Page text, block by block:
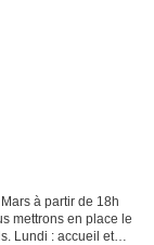
à partir de 18h
mettrons en place le
Lundi : accueil et